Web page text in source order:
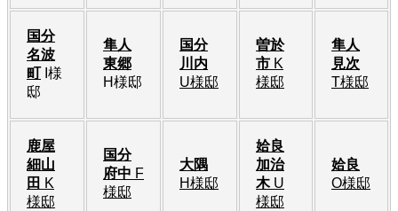
国分
名波
町I様
邸
隼人
東郷
H様邸
国分
川内
U様邸
曽於
市 K
様邸
隼人
見次
T様邸
鹿屋
細山
田 K
様邸
国分
府中 F
様邸
大隅
H様邸
姶良
加治
木U
様邸
姶良
O様邸